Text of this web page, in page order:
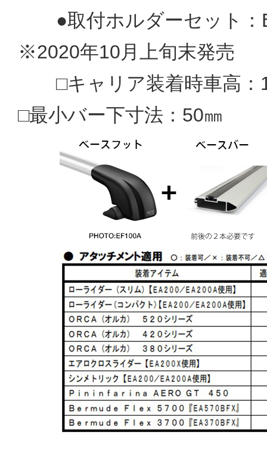
●取付ホルダーセット：
※2020年10月上旬末発売
□キャリア装着時車高
□最小バー下寸法：50㎜